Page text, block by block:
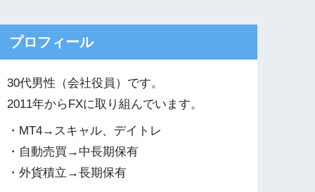
プロフィール
30代男性（会社役員）です。
2011年からFXに取り組んでいます。
・MT4→スキャル、デイトレ
・自動売買→中長期保有
・外貨積立→長期保有